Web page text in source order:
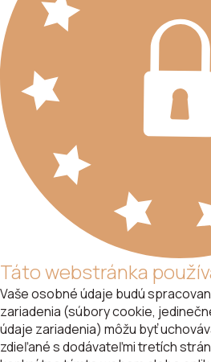
Táto webstránka
Vaše osobné údaje budú
zariadenia (súbory cookie,
údaje zariadenia) môžu byť
zdieľané s dodávateľmi tretích